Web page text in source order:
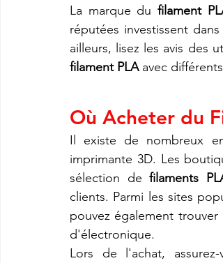
La marque du filament
réputées investissent
filament PLA avec
Où Acheter du
Il existe de nombreux
imprimante 3D. Les
sélection de filaments
clients. Parmi les sites
pouvez également trouver
d'électronique.
Lors de l'achat,